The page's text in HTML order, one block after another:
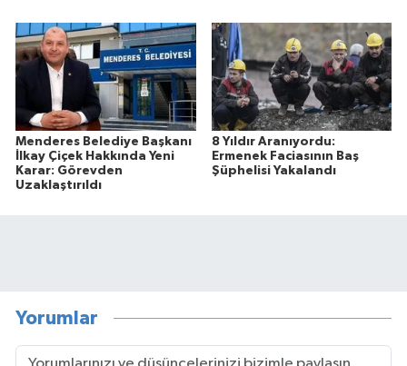
Menderes Belediye Başkanı
İlkay Çiçek Hakkında Yeni
Karar: Görevden
Uzaklaştırıldı
8 Yıldır Aranıyordu:
Ermenek Faciasının Baş
Şüphelisi Yakalandı
Yorumlar